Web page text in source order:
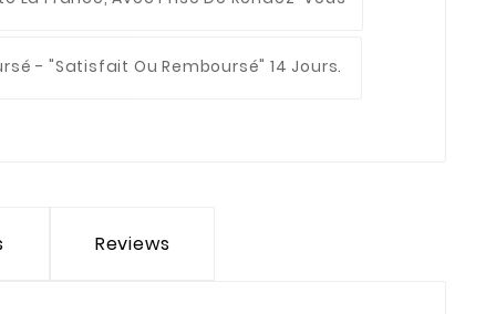
- "Satisfait Ou Remboursé" 14 Jours.
Reviews